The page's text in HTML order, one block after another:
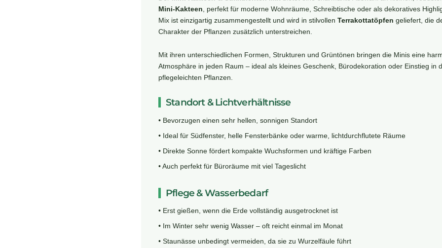
Mini-Kakteen , perfekt für moderne Wohnräume, Schreibtische oder als dekoratives
Mix ist einzigartig zusammengestellt und wird in stilvollen Terrakottatöpfen geliefert, die
Charakter der Pflanzen zusätzlich unterstreichen.
Mit ihren unterschiedlichen Formen, Strukturen und Grüntönen bringen die Minis eine
Atmosphäre in jeden Raum – ideal als kleines Geschenk, Bürodekoration oder Einstieg in
pflegeleichten Pflanzen.
Standort & Lichtverhältnisse
• Bevorzu­gen einen sehr hellen, sonnigen Standort
• Ideal für Südfenster, helle Fensterbänke oder warme, lichtdurchflutete Räume
• Direkte Sonne fördert kompakte Wuchsformen und kräftige Farben
• Auch perfekt für Büroräume mit viel Tageslicht
Pflege & Wasserbedarf
• Erst gießen, wenn die Erde vollständig ausgetrocknet ist
• Im Winter sehr wenig Wasser – oft reicht einmal im Monat
• Staunässe unbedingt vermeiden, da sie zu Wurzelfäule führt